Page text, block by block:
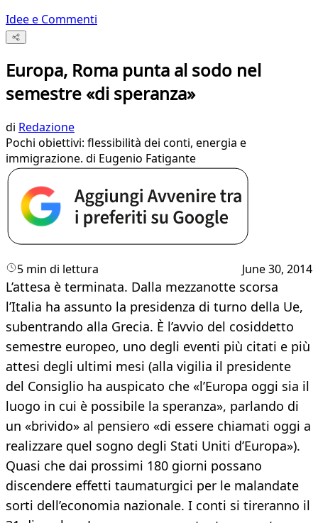
Idee e Commenti
Europa, Roma punta al sodo nel
semestre «di speranza»
di Redazione
Pochi obiettivi: flessibilità dei conti, energia e
immigrazione. di Eugenio Fatigante
5 min di lettura June 30, 2014
​L’attesa è terminata. Dalla mezzanotte scorsa
l’Italia ha assunto la presidenza di turno della Ue,
subentrando alla Grecia. È l’avvio del cosiddetto
semestre europeo, uno degli eventi più citati e più
attesi degli ultimi mesi (alla vigilia il presidente
del Consiglio ha auspicato che «l’Europa oggi sia il
luogo in cui è possibile la speranza», parlando di
un «brivido» al pensiero «di essere chiamati oggi a
realizzare quel sogno degli Stati Uniti d’Europa»).
Quasi che dai prossimi 180 giorni possano
discendere effetti taumaturgici per le malandate
sorti dell’economia nazionale. I conti si tireranno il